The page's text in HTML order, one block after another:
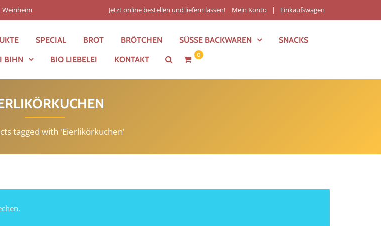
Jetzt online bestellen und liefern lassen! Mein Konto Einkaufswagen
SPECIAL BROT BRÖTCHEN SÜSSE BACKWAREN SNACKS
BIHN BIO LIEBELEI KONTAKT 0
tagged with 'Eierlikörkuchen'